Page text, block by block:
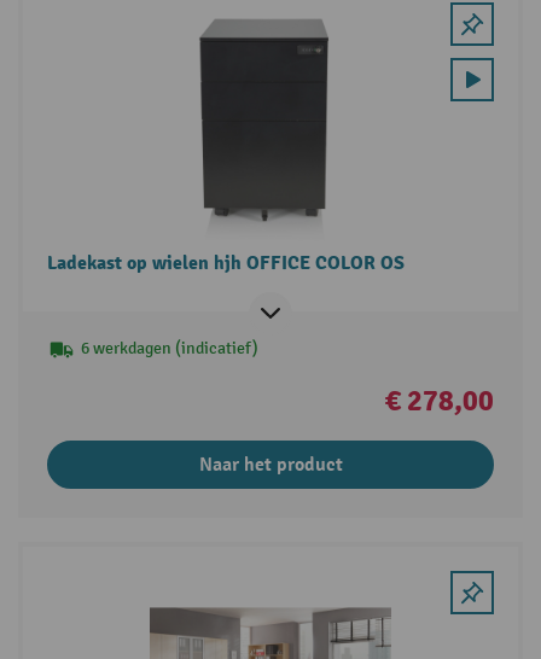
Ladekast op wielen hjh OFFICE COLOR OS
6 werkdagen (indicatief)
€ 278,00
Naar het product